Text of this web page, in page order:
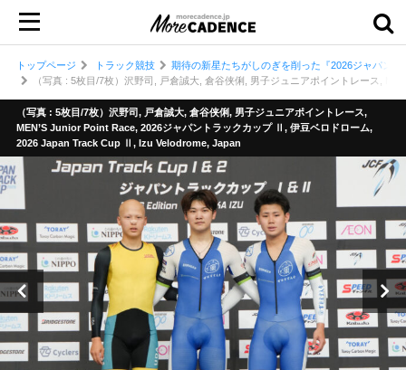
トップページ トラック競技
期待の新星たちがしのぎを削った『2026ジャパン
（写真 : 5枚目/7枚）沢野司, 戸倉誠大, 倉谷侠俐, 男子ジュニアポイントレース,
（写真 : 5枚目/7枚）沢野司, 戸倉誠大, 倉谷侠俐, 男子ジュニアポイントレース,
MEN’S Junior Point Race, 2026ジャパントラックカップ Ⅱ, 伊豆ベロドローム,
2026 Japan Track Cup Ⅱ, Izu Velodrome, Japan